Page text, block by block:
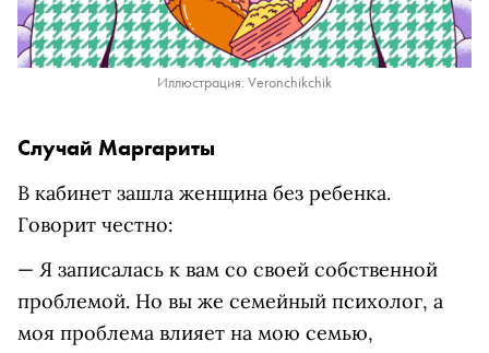
Иллюстрация: Veronchikchik
Случай Маргариты
В кабинет зашла женщина без ребенка.
Говорит честно:
— Я записалась к вам со своей собственной
проблемой. Но вы же семейный психолог, а
моя проблема влияет на мою семью,